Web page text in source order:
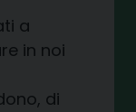
a
in noi
di